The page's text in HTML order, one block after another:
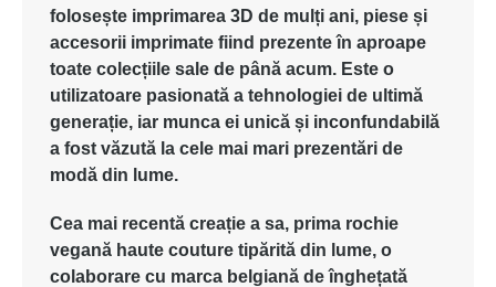
folosește imprimarea 3D de mulți ani, piese și
accesorii imprimate fiind prezente în aproape
toate colecțiile sale de până acum. Este o
utilizatoare pasionată a tehnologiei de ultimă
generație, iar munca ei unică și inconfundabilă
a fost văzută la cele mai mari prezentări de
modă din lume.
Cea mai recentă creație a sa, prima rochie
vegană haute couture tipărită din lume, o
colaborare cu marca belgiană deînghețată